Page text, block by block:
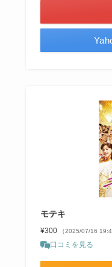
モテキ
¥300 （2025/07/16
口コミを見る